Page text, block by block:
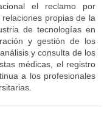
el reclamo por
propias de la
de tecnologías en
y gestión de los
y consulta de los
médicas, el registro
a los profesionales